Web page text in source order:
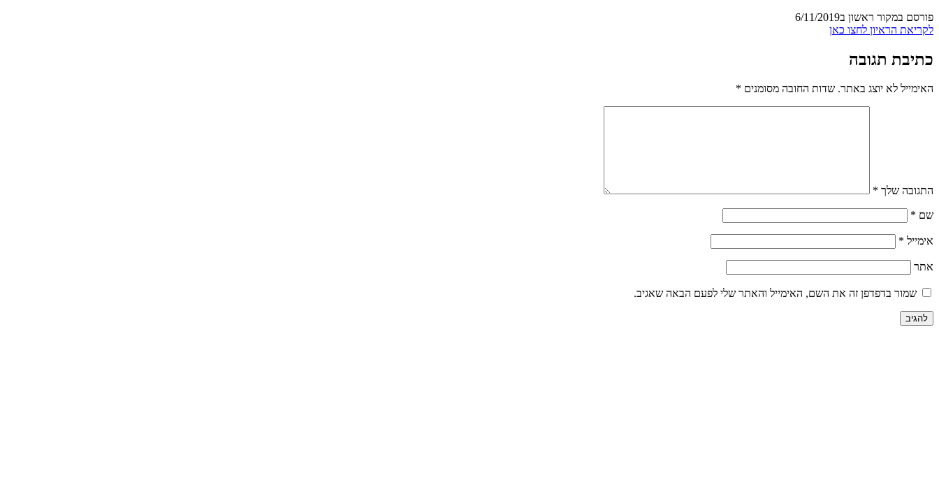
פורסם במקור ראשון ב6/11/2019
לקריאת הראיון לחצו כאן
כתיבת תגובה
האימייל לא יוצג באתר. שדות החובה מסומנים *
התגובה שלך *
שם *
אימייל *
אתר
שמור בדפדפן זה את השם, האימייל והאתר שלי לפעם הבאה שאגיב.